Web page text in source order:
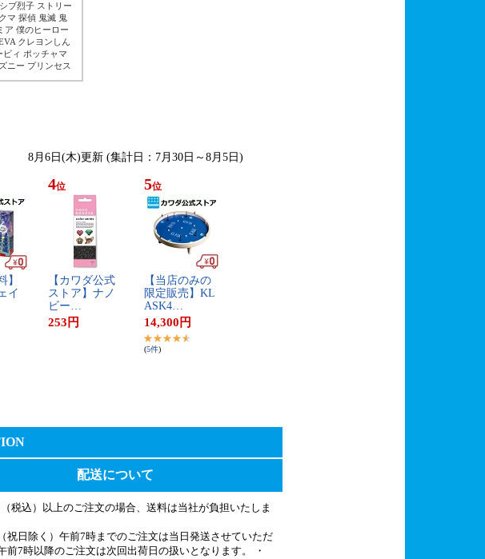
ブ烈子 ストリー
マ 探偵 鬼滅 鬼
ア 僕のヒーロー
クレヨンしん
ビィ ポッチャマ
ニー プリンセス
8月6日(木)更新 (集計日：7月30日～8月5日)
】​
イ​
4位
【​カ​ワ​ダ​公​式​
ス​ト​ア​】​ナ​ノ​
ビ​ー​…
253 円
5位
【​当​店​の​み​の​
限​定​販​売​】​K​L​
A​S​K​4​…
14,300 円
(5件)
配送について
（税込）以上のご注文の場合、送料は当社が負担いたしま
祝日除く）午前7時までのご注文は当日発送させていただ
前7時以降のご注文は次回出荷日の扱いとなります。 ・